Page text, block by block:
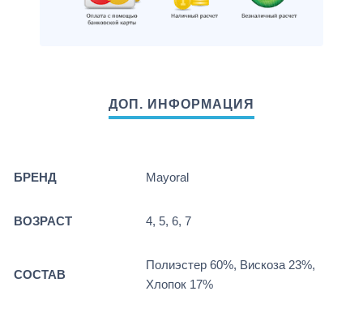
БРЕНД Mayoral
ВОЗРАСТ 4, 5, 6, 7
СОСТАВ
Полиэстер 60%, Вискоза 23%,
Хлопок 17%